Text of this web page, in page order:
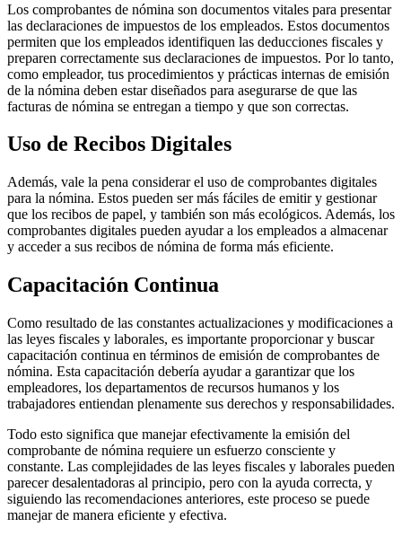
Los comprobantes de nómina son documentos vitales para presentar
las declaraciones de impuestos de los empleados. Estos documentos
permiten que los empleados identifiquen las deducciones fiscales y
preparen correctamente sus declaraciones de impuestos. Por lo tanto,
como empleador, tus procedimientos y prácticas internas de emisión
de la nómina deben estar diseñados para asegurarse de que las
facturas de nómina se entregan a tiempo y que son correctas.
Uso de Recibos Digitales
Además, vale la pena considerar el uso de comprobantes digitales
para la nómina. Estos pueden ser más fáciles de emitir y gestionar
que los recibos de papel, y también son más ecológicos. Además, los
comprobantes digitales pueden ayudar a los empleados a almacenar
y acceder a sus recibos de nómina de forma más eficiente.
Capacitación Continua
Como resultado de las constantes actualizaciones y modificaciones a
las leyes fiscales y laborales, es importante proporcionar y buscar
capacitación continua en términos de emisión de comprobantes de
nómina. Esta capacitación debería ayudar a garantizar que los
empleadores, los departamentos de recursos humanos y los
trabajadores entiendan plenamente sus derechos y responsabilidades.
Todo esto significa que manejar efectivamente la emisión del
comprobante de nómina requiere un esfuerzo consciente y
constante. Las complejidades de las leyes fiscales y laborales pueden
parecer desalentadoras al principio, pero con la ayuda correcta, y
siguiendo las recomendaciones anteriores, este proceso se puede
manejar de manera eficiente y efectiva.